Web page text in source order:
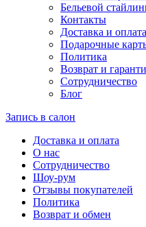
Бельевой
Контакты
Доставка и оплата
Подарочные
Политика
Возврат и
Сотрудничество
Блог
Запись в салон
Доставка и оплата
О нас
Сотрудничество
Шоу-рум
Отзывы покупателей
Политика
Возврат и обмен